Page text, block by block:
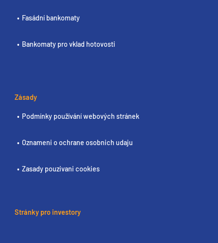
Fasádní bankomaty
Bankomaty pro vklad hotovosti
Zásady
Podmínky používání webových stránek
Oznameni o ochrane osobnich udaju
Zasady pouzivani cookies
Stránky pro investory